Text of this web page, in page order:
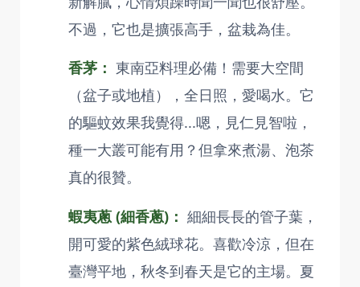
不過，它也是擴張高手，盆栽為佳。
香茅： 東南亞料理必備！需要大空間
（盆子或地植），全日照，愛喝水。它
的驅蚊效果我覺得...嗯，見仁見智啦，
種一大叢可能有用？但拿來煮湯、泡茶
真的很贊。
蝦夷蔥 (細香蔥)： 細細長長的管子葉，
開可愛的紫色絨球花。喜歡冷涼，但在
臺灣平地，秋冬到春天是它的主場。夏